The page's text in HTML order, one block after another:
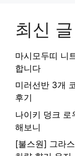
최신 글
마시모두띠 니
합니다
미러선반 3개
후기
나이키 덩크 로
해보니
[불스원] 그라